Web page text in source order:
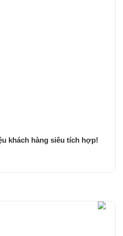
khách hàng siêu tích hợp!